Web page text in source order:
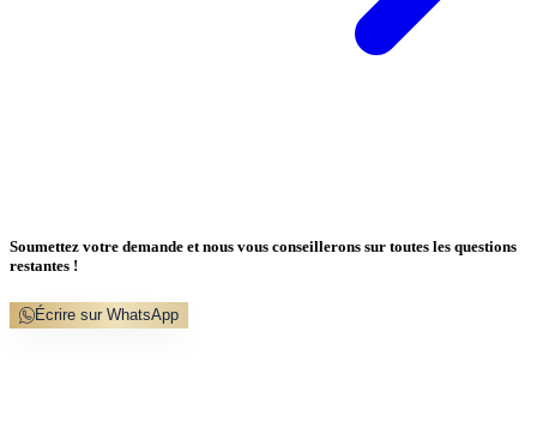
Soumettez votre demande et nous vous conseillerons sur toutes les questions
restantes !
Écrire sur WhatsApp